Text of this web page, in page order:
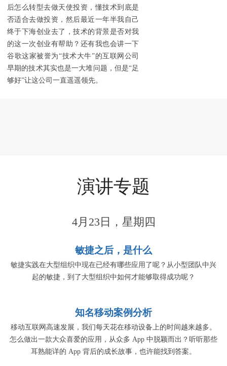
后怎么转型去做天使投资，懂技术到底是
否适合去做投资，然后最近一年半我自己
终于下海创业去了，技术的背景是否对我
的这一次创业有帮助？还有我也会讲一下
谷歌这家被誉为“技术大牛”的互联网公司
早期的技术其实也是一大堆问题，但是“足
够好”让这公司一直遥遥领先。
演讲专题
4月23日，星期四
敏捷之后，是什么
敏捷实践在大型组织中现在已经有哪些应用了呢？从小型团队中兴
起的敏捷，到了大型组织中如何才能够取得成功呢？
知名移动案例分析
移动互联网高速发展，我们每天花在移动设备上的时间越来越多。
怎么做出一款大众喜爱的应用，从众多 App 中脱颖而出？听听那些
耳熟能详的 App 背后的成长故事，也许能找到答案。